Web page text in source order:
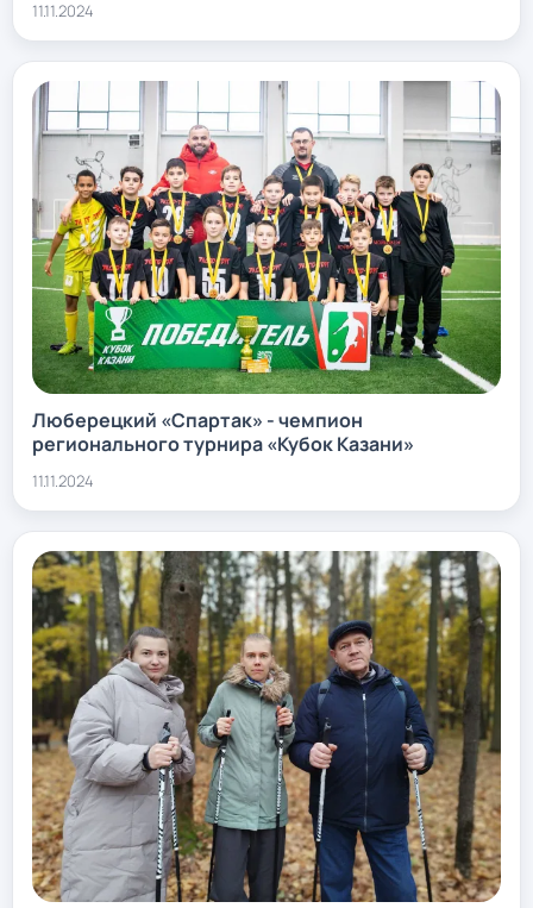
11.11.2024
Люберецкий «Спартак» - чемпион
регионального турнира «Кубок Казани»
11.11.2024